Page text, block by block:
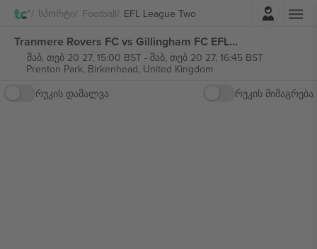
Სპორტი Football EFL League Twoშესვლა
Tranmere Rovers FC vs Gillingham FC EFL League Two ბილეთი
შაბ, თებ 20 27, 15:00 BST- შაბ, თებ 20 27, 16:45 BST
Prenton Park, Birkenhead, United Kingdom
რუკის დამალვა
რუკის მიმაგრება